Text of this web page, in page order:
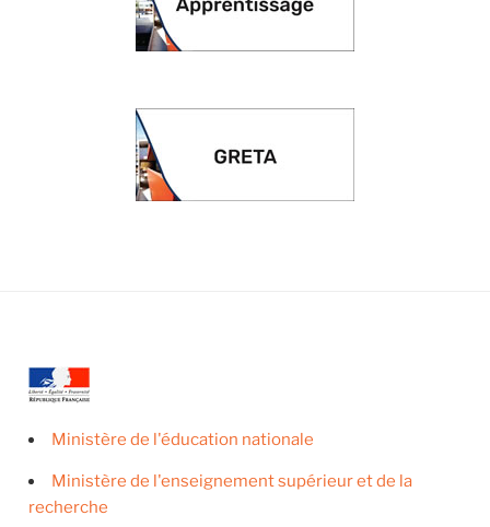
Ministère de l'éducation nationale
Ministère de l'enseignement supérieur et de la
recherche